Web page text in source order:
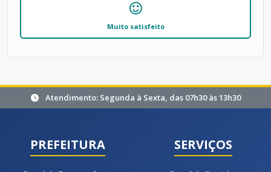
Muito satisfeito
Atendimento: Segunda à Sexta, das 07h30 às 13h30
PREFEITURA SERVIÇOS